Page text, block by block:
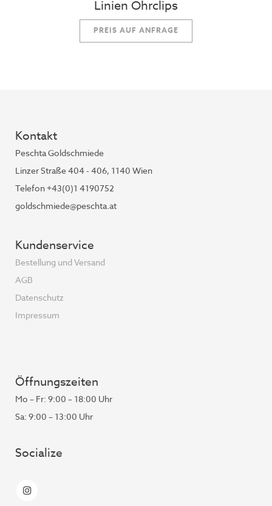
Linien Ohrclips
PREIS AUF ANFRAGE
Kontakt
Peschta Goldschmiede
Linzer Straße 404 - 406, 1140 Wien
Telefon +43(0)1 4190752
goldschmiede@peschta.at
Kundenservice
Bestellung und Versand
AGB
Datenschutz
Impressum
Öffnungszeiten
Mo – Fr: 9:00 – 18:00 Uhr
Sa: 9:00 – 13:00 Uhr
Socialize